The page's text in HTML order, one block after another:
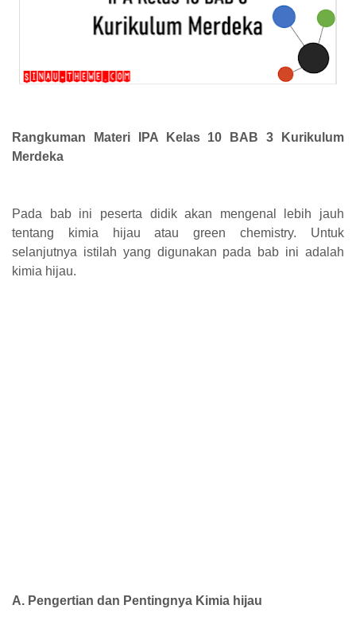
Rangkuman Materi IPA Kelas 10 BAB 3 Kurikulum
Merdeka
Pada bab ini peserta didik akan mengenal lebih jauh
tentang kimia hijau atau green chemistry. Untuk
selanjutnya istilah yang digunakan pada bab ini adalah
kimia hijau.
A. Pengertian dan Pentingnya Kimia hijau